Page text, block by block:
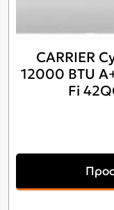
CARRIER
12000 BTU
Fi